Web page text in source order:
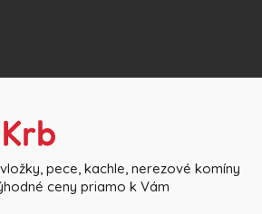
pece, kachle, nerezové komíny
ceny priamo k Vám